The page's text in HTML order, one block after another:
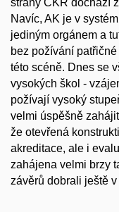
Navíc, AK je v
jediným orgánem a
bez požívání
této scéně. Dnes se
vysokých škol -
požívají vysoký
velmi úspěšně
že otevřená
akreditace, ale i
zahájena velmi brzy
závěrů dobrali ještě